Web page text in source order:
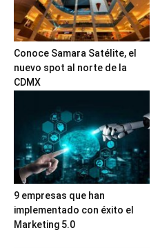
Conoce Samara Satélite, el
nuevo spot al norte de la
CDMX
9 empresas que han
implementado con éxito el
Marketing 5.0